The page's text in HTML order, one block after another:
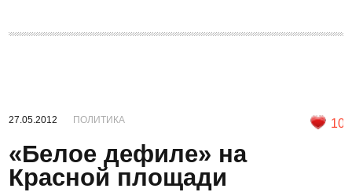
27.05.2012 ПОЛИТИКА 10
«Белое дефиле» на
Красной площади